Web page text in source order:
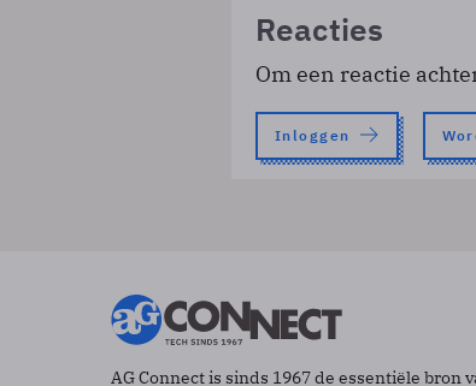
Reacties
Om een reactie
Inloggen
AG Connect is sinds 1967 de essentiële bron